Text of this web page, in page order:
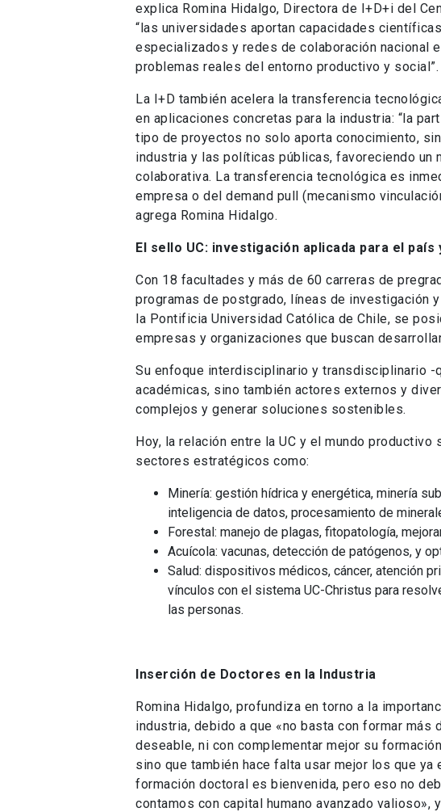
explica Romina Hidalgo, Directora de I+D+i del
“las universidades aportan capacidades
especializados y redes de colaboración nacional
problemas reales del entorno productivo y social”.
La I+D también acelera la transferencia
en aplicaciones concretas para la industria: “la
tipo de proyectos no solo aporta conocimiento,
industria y las políticas públicas, favoreciendo un
colaborativa. La transferencia tecnológica es
empresa o del demand pull (mecanismo
agrega Romina Hidalgo.
El sello UC: investigación aplicada para el
Con 18 facultades y más de 60 carreras de
programas de postgrado, líneas de investigación
la Pontificia Universidad Católica de Chile, se
empresas y organizaciones que buscan
Su enfoque interdisciplinario y transdisciplinario
académicas, sino también actores externos y
complejos y generar soluciones sostenibles.
Hoy, la relación entre la UC y el mundo
sectores estratégicos como:
Minería: gestión hídrica y energética, minería
inteligencia de datos, procesamiento de
Forestal: manejo de plagas, fitopatología,
Acuícola: vacunas, detección de patógenos, y
Salud: dispositivos médicos, cáncer, atención
vínculos con el sistema UC-Christus para
las personas.
Inserción de Doctores en la Industria
Romina Hidalgo, profundiza en torno a la
industria, debido a que «no basta con formar
deseable, ni con complementar mejor su
sino que también hace falta usar mejor los que ya
formación doctoral es bienvenida, pero eso no
contamos con capital humano avanzado